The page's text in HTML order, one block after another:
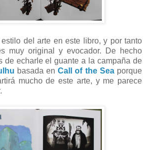
del arte en este libro, y por tanto
muy original y evocador. De hecho
de echarle el guante a la campaña de
basada enCall of the Seaporque
mucho de este arte, y me parece